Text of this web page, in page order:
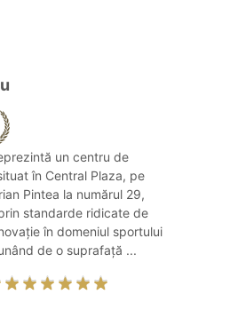
un centru de
în Central Plaza, pe
Pintea la numărul 29,
standarde ridicate de
în domeniul sportului
de o suprafață ...